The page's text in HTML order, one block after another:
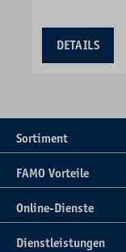
DETAILS
Sortiment
FAMO Vorteile
Online-Dienste
Dienstleistungen